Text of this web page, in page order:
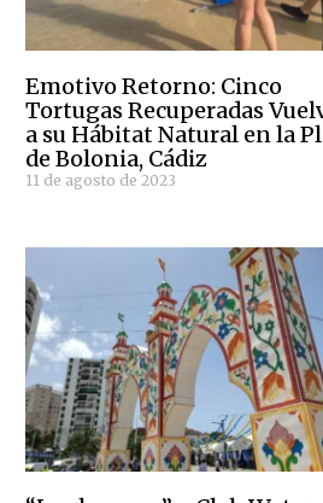
Emotivo Retorno: Cinco
Tortugas Recuperadas
a su Hábitat Natural en la
de Bolonia, Cádiz
11 de agosto de 2023